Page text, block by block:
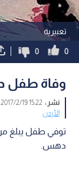
تعبيرية
0
0
وفاة طفل
نشر :15:22 2017/2/19
الأردن
توفي طفل يبلغ من
دهس.